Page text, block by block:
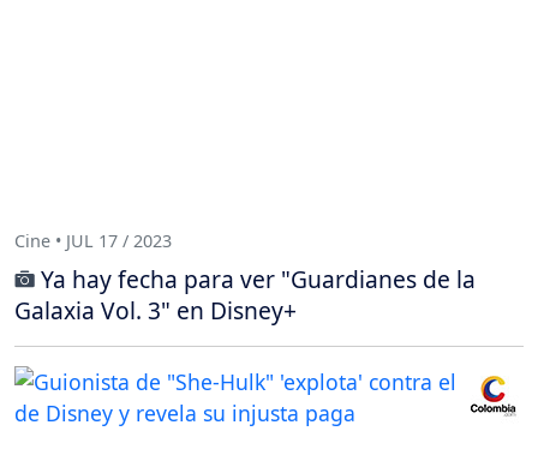
Cine • JUL 17 / 2023
Ya hay fecha para ver "Guardianes de la
Galaxia Vol. 3" en Disney+